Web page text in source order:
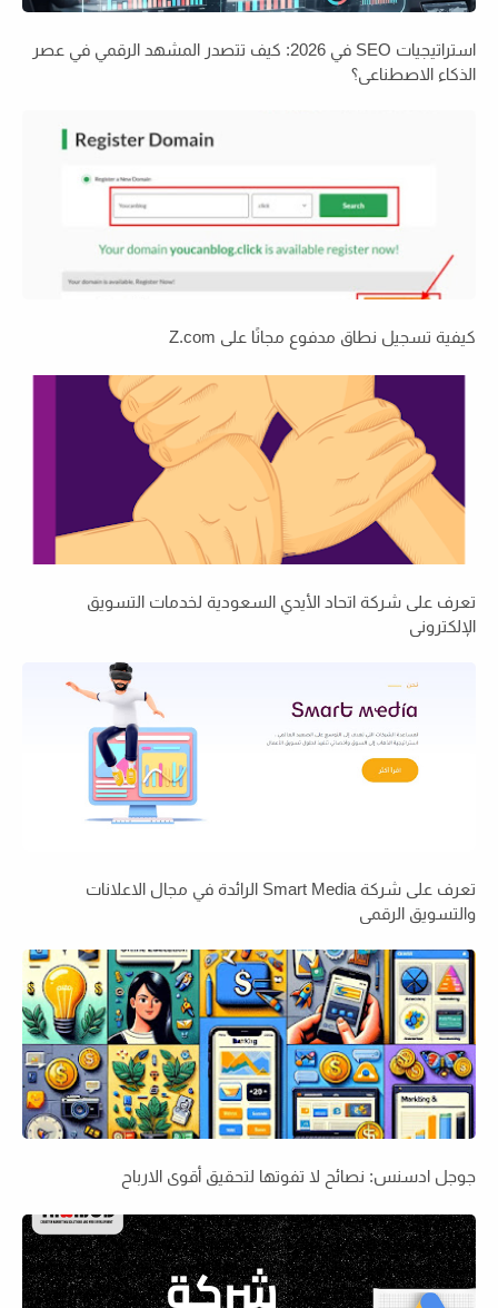
استراتيجيات SEO في 2026: كيف تتصدر المشهد الرقمي في عصر
الذكاء الاصطناعي؟
كيفية تسجيل نطاق مدفوع مجانًا على Z.com
تعرف على شركة اتحاد الأيدي السعودية لخدمات التسويق
الإلكتروني
تعرف على شركة Smart Media الرائدة في مجال الاعلانات
والتسويق الرقمي
جوجل ادسنس: نصائح لا تفوتها لتحقيق أقوى الارباح